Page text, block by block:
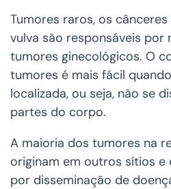
Tumores raros, os
vulva são responsáveis por
tumores ginecológicos. O
tumores é mais fácil
localizada, ou seja, não se
partes do corpo.
A maioria dos tumores na
originam em outros sítios
por disseminação de